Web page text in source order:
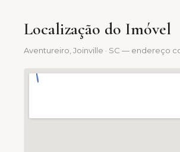
Localização do Imóvel
Aventureiro , Joinville · SC — endereço